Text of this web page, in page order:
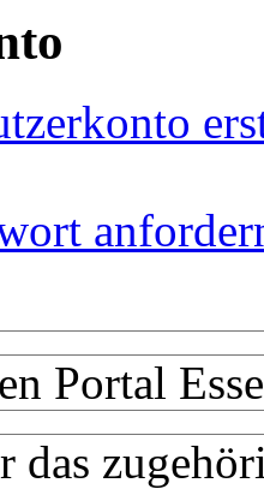
Portal
das